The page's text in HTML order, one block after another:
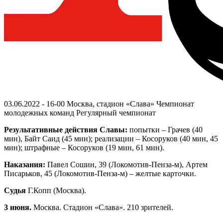
03.06.2022 - 16-00 Москва, стадион «Слава» Чемпионат
молодежных команд Регулярный чемпионат
Результативные действия Славы: попытки – Грачев (40
мин), Байт Саид (45 мин); реализации – Косоруков (40 мин, 45
мин); штрафные – Косоруков (19 мин, 61 мин).
Наказания: Павел Сошин, 39 (Локомотив-Пенза-м), Артем
Писарьков, 45 (Локомотив-Пенза-м) – желтые карточки.
Судья Г.Копп (Москва).
3 июня. Москва. Стадион «Слава». 210 зрителей.